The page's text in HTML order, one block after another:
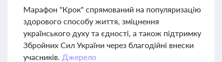
Марафон "Крок" спрямований на популяризацію
здорового способу життя, зміцнення
українського духу та єдності, а також підтримку
Збройних Сил України через благодійні внески
учасників. Джерело